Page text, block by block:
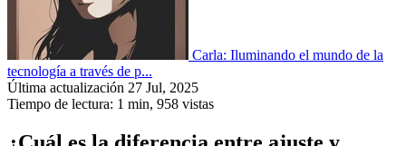
Carla: Iluminando el mundo de la
tecnología a través de p...
Última actualización 27 Jul, 2025
Tiempo de lectura: 1 min, 958 vistas